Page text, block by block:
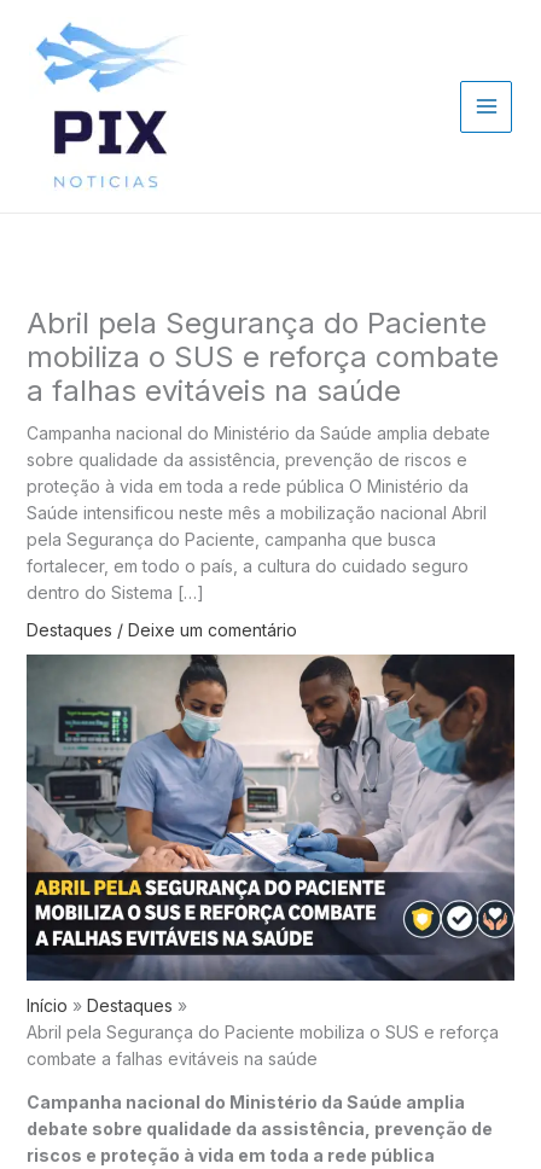
conteúdo
Abril pela Segurança do Paciente
mobiliza o SUS e reforça combate
a falhas evitáveis na saúde
Campanha nacional do Ministério da Saúde amplia debate
sobre qualidade da assistência, prevenção de riscos e
proteção à vida em toda a rede pública O Ministério da
Saúde intensificou neste mês a mobilização nacional Abril
pela Segurança do Paciente, campanha que busca
fortalecer, em todo o país, a cultura do cuidado seguro
dentro do Sistema […]
Destaques / Deixe um comentário
Início
Destaques
Abril pela Segurança do Paciente mobiliza o SUS e reforça
combate a falhas evitáveis na saúde
Campanha nacional do Ministério da Saúde amplia
debate sobre qualidade da assistência, prevenção de
riscos e proteção à vida em toda a rede pública